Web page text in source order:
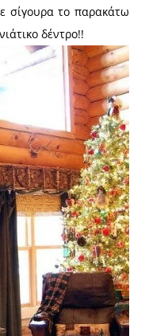
σίγουρα το παρακάτω
δέντρο!!